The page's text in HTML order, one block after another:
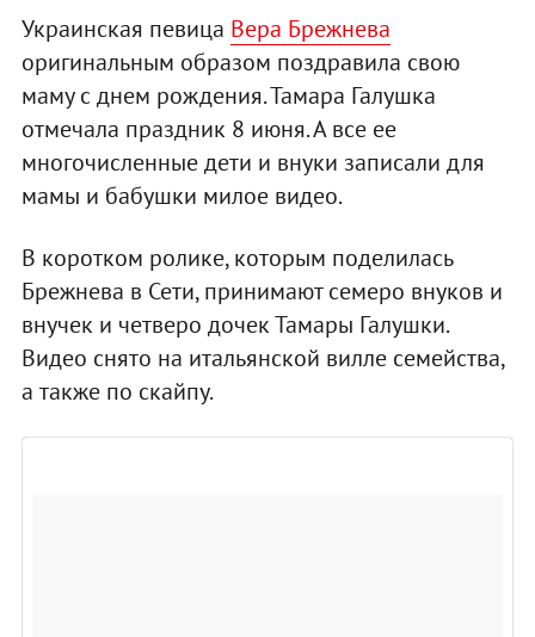
Украинская певица Вера Брежнева
оригинальным образом поздравила свою
маму с днем рождения. Тамара Галушка
отмечала праздник 8 июня. А все ее
многочисленные дети и внуки записали для
мамы и бабушки милое видео.
В коротком ролике, которым поделилась
Брежнева в Сети, принимают семеро внуков и
внучек и четверо дочек Тамары Галушки.
Видео снято на итальянской вилле семейства,
а также по скайпу.